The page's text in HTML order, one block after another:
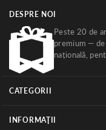
DESPRE NOI
Peste 20 de
premium — de
națională,
CATEGORII
INFORMAŢII